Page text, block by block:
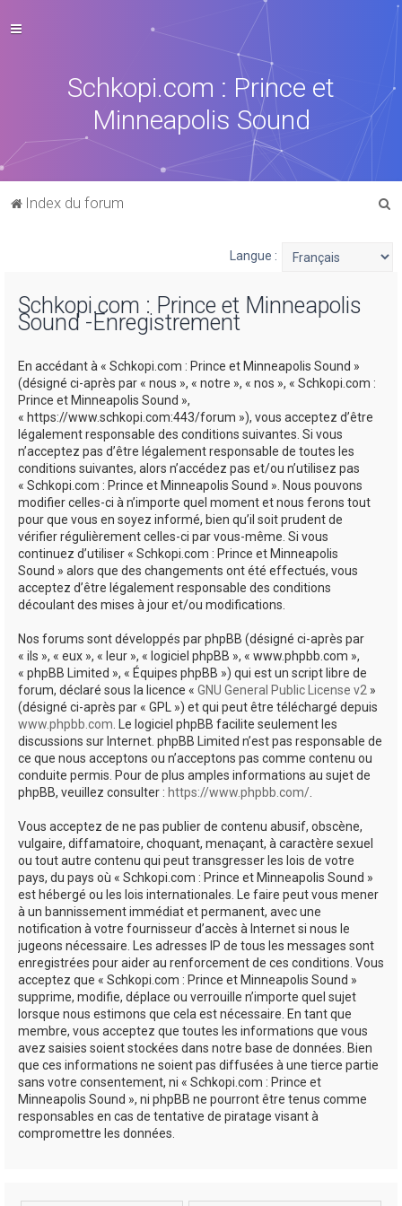
Schkopi.com : Prince et
Minneapolis Sound
Index du forum
Langue :
Schkopi.com : Prince et Minneapolis
Sound -Enregistrement
En accédant à « Schkopi.com : Prince et Minneapolis Sound »
(désigné ci-après par « nous », « notre », « nos », « Schkopi.com :
Prince et Minneapolis Sound »,
« https://www.schkopi.com:443/forum »), vous acceptez d’être
légalement responsable des conditions suivantes. Si vous
n’acceptez pas d’être légalement responsable de toutes les
conditions suivantes, alors n’accédez pas et/ou n’utilisez pas
« Schkopi.com : Prince et Minneapolis Sound ». Nous pouvons
modifier celles-ci à n’importe quel moment et nous ferons tout
pour que vous en soyez informé, bien qu’il soit prudent de
vérifier régulièrement celles-ci par vous-même. Si vous
continuez d’utiliser « Schkopi.com : Prince et Minneapolis
Sound » alors que des changements ont été effectués, vous
acceptez d’être légalement responsable des conditions
découlant des mises à jour et/ou modifications.
Nos forums sont développés par phpBB (désigné ci-après par
« ils », « eux », « leur », « logiciel phpBB », « www.phpbb.com »,
« phpBB Limited », « Équipes phpBB ») qui est un script libre de
forum, déclaré sous la licence « GNU General Public License v2 »
(désigné ci-après par « GPL ») et qui peut être téléchargé depuis
www.phpbb.com . Le logiciel phpBB facilite seulement les
discussions sur Internet. phpBB Limited n’est pas responsable de
ce que nous acceptons ou n’acceptons pas comme contenu ou
conduite permis. Pour de plus amples informations au sujet de
phpBB, veuillez consulter : https://www.phpbb.com/
Vous acceptez de ne pas publier de contenu abusif, obscène,
vulgaire, diffamatoire, choquant, menaçant, à caractère sexuel
ou tout autre contenu qui peut transgresser les lois de votre
pays, du pays où « Schkopi.com : Prince et Minneapolis Sound »
est hébergé ou les lois internationales. Le faire peut vous mener
à un bannissement immédiat et permanent, avec une
notification à votre fournisseur d’accès à Internet si nous le
jugeons nécessaire. Les adresses IP de tous les messages sont
enregistrées pour aider au renforcement de ces conditions. Vous
acceptez que « Schkopi.com : Prince et Minneapolis Sound »
supprime, modifie, déplace ou verrouille n’importe quel sujet
lorsque nous estimons que cela est nécessaire. En tant que
membre, vous acceptez que toutes les informations que vous
avez saisies soient stockées dans notre base de données. Bien
que ces informations ne soient pas diffusées à une tierce partie
sans votre consentement, ni « Schkopi.com : Prince et
Minneapolis Sound », ni phpBB ne pourront être tenus comme
responsables en cas de tentative de piratage visant à
compromettre les données.